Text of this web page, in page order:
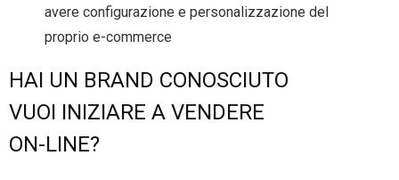
avere configurazione e personalizzazione del
proprio e-commerce
HAI UN BRAND CONOSCIUTO
VUOI INIZIARE A VENDERE
ON-LINE?